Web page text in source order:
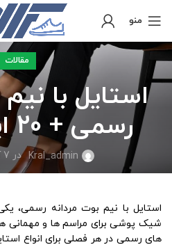
منو
مقالات
استایل با
رسمی + 20 ایده جذاب
Kral_admin در 7 آبان, 1403
استایل با نیم بوت مردانه رسمی،
شیک پوشی برای مراسم ها و
های رسمی در هر فصلی برای انواع